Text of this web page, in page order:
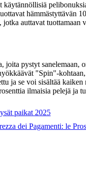
jotka auttavat tuottamaan
joita pystyt
"Spin"-
ja se voi sisältää
ilmaisia ​​pelejä ja
paikat 2025
dei Pagamenti: le